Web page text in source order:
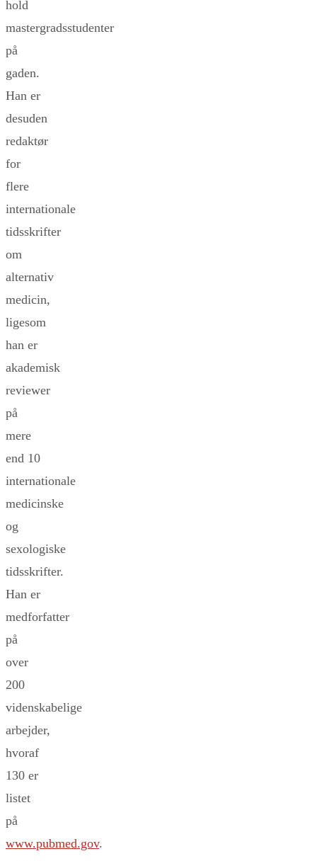
hold
mastergradsstudenter
på
gaden.
Han er
desuden
redaktør
for
flere
internationale
tidsskrifter
om
alternativ
medicin,
ligesom
han er
akademisk
reviewer
på
mere
end 10
internationale
medicinske
og
sexologiske
tidsskrifter.
Han er
medforfatter
på
over
200
videnskabelige
arbejder,
hvoraf
130 er
listet
på
www.pubmed.gov.